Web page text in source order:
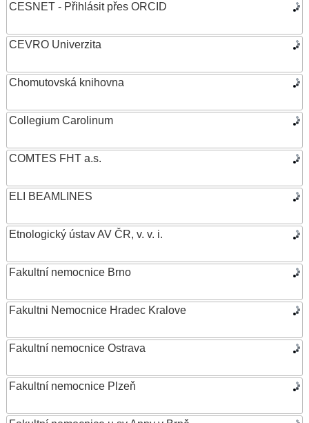
CESNET - Přihlásit přes ORCID
CEVRO Univerzita
Chomutovská knihovna
Collegium Carolinum
COMTES FHT a.s.
ELI BEAMLINES
Etnologický ústav AV ČR, v. v. i.
Fakultní nemocnice Brno
Fakultni Nemocnice Hradec Kralove
Fakultní nemocnice Ostrava
Fakultní nemocnice Plzeň